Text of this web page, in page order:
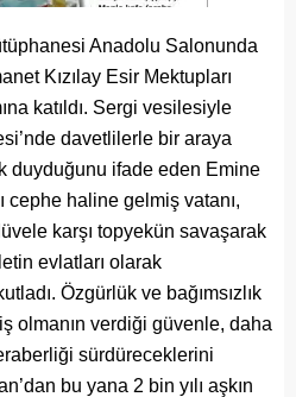
Anadolu Salonunda
Kızılay Esir Mektupları
katıldı. Sergi vesilesiyle
davetlilerle bir araya
duyduğunu ifade eden Emine
cephe haline gelmiş vatanı,
karşı topyekün savaşarak
evlatları olarak
Özgürlük ve bağımsızlık
olmanın verdiği güvenle, daha
sürdüreceklerini
bu yana 2 bin yılı aşkın